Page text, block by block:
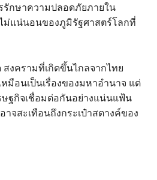
รักษาความปลอดภัยภายใน
ม่แน่นอนของภูมิรัฐศาสตร์โลกที่
ที่เกิดขึ้นไกลจากไทย
มือนเป็นเรื่องของมหาอำนาจ แต่
ฐกิจเชื่อมต่อกันอย่างแน่นแฟ้น
าจสะเทือนถึงกระเป๋าสตางค์ของ